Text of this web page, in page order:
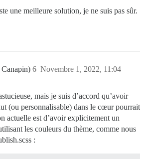
une meilleure solution, je ne suis pas sûr.
Novembre 1, 2022, 11:04
6
mais je suis d’accord qu’avoir
(ou personnalisable) dans le cœur pourrait
actuelle est d’avoir explicitement un
les couleurs du thème, comme nous
: